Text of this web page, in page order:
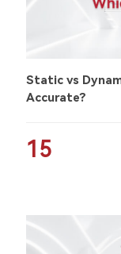
Static vs
Accurate?
15